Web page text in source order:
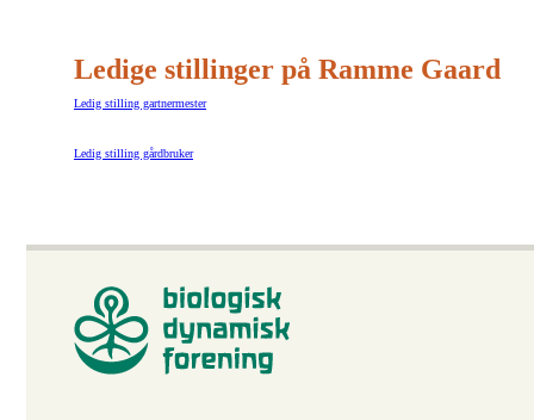
Ledige stillinger på Ramme Gaard
Ledig stilling gartnermester
Ledig stilling gårdbruker